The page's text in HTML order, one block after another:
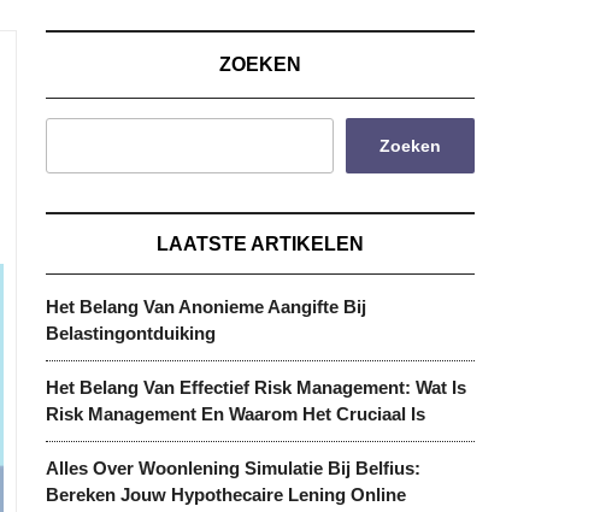
ZOEKEN
Zoeken
LAATSTE ARTIKELEN
Het Belang Van Anonieme Aangifte Bij
Belastingontduiking
Het Belang Van Effectief Risk Management: Wat Is
Risk Management En Waarom Het Cruciaal Is
Alles Over Woonlening Simulatie Bij Belfius:
Bereken Jouw Hypothecaire Lening Online